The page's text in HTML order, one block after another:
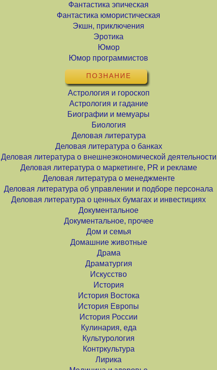
Фантастика эпическая
Фантастика юмористическая
Экшн, приключения
Эротика
Юмор
Юмор программистов
ПОЗНАНИЕ
Астрология и гороскоп
Астрология и гадание
Биографии и мемуары
Биология
Деловая литература
Деловая литература о банках
Деловая литература о внешнеэкономической деятельности
Деловая литература о маркетинге, PR и рекламе
Деловая литература о менеджменте
Деловая литература об управлении и подборе персонала
Деловая литература о ценных бумагах и инвестициях
Документальное
Документальное, прочее
Дом и семья
Домашние животные
Драма
Драматургия
Искусство
История
История Востока
История Европы
История России
Кулинария, еда
Культурология
Контркультура
Лирика